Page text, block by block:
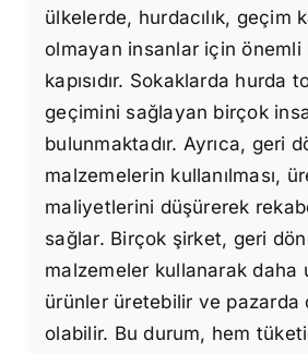
ülkelerde, hurdacılık, geçim
olmayan insanlar için önemli
kapısıdır. Sokaklarda hurda
geçimini sağlayan birçok
bulunmaktadır. Ayrıca, geri
malzemelerin kullanılması,
maliyetlerini düşürerek
sağlar. Birçok şirket, geri
malzemeler kullanarak daha
ürünler üretebilir ve pazarda
olabilir. Bu durum, hem